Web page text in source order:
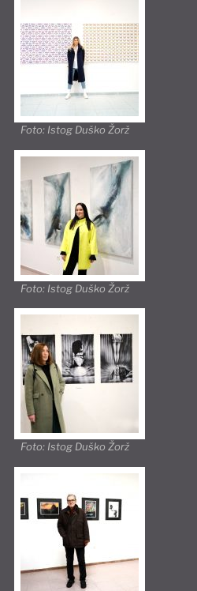
Foto: Istog Duško Žorž
Foto: Istog Duško Žorž
Foto: Istog Duško Žorž